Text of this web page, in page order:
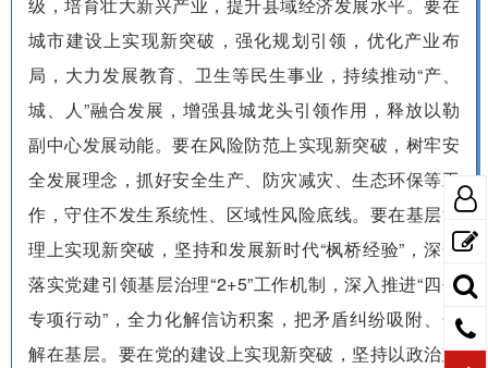
级，培育壮大新兴产业，提升县域经济发展水平。要在
城市建设上实现新突破，强化规划引领，优化产业布
局，大力发展教育、卫生等民生事业，持续推动“产、
城、人”融合发展，增强县城龙头引领作用，释放以勒
副中心发展动能。要在风险防范上实现新突破，树牢安
全发展理念，抓好安全生产、防灾减灾、生态环保等工
作，守住不发生系统性、区域性风险底线。要在基层治
理上实现新突破，坚持和发展新时代“枫桥经验”，深化
落实党建引领基层治理“2+5”工作机制，深入推进“四个
专项行动”，全力化解信访积案，把矛盾纠纷吸附、化
解在基层。要在党的建设上实现新突破，坚持以政治建